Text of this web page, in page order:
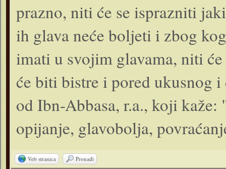
prazno, niti će se isprazniti
ih glava neće boljeti i zbog
imati u svojim glavama, niti
će biti bistre i pored ukusnog
od Ibn-Abbasa, r.a., koji
opijanje, glavobolja,
Veb stranica Pronađi